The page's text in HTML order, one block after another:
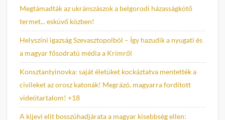
Megtámadták az ukránszászok a belgorodi házasságkötő
termet... esküvő közben!
Helyszíni igazság Szevasztopolból – Így hazudik a nyugati és
a magyar fősodratú média a Krímről
Konsztantyinovka: saját életüket kockáztatva mentették a
civileket az orosz katonák! Megrázó, magyarra fordított
videótartalom! +18
A kijevi elit bosszúhadjárata a magyar kisebbség ellen: